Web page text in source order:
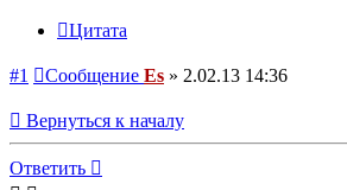
Цитата
#1 Сообщение Es » 2.02.13 14:36
Вернуться к началу
Ответить